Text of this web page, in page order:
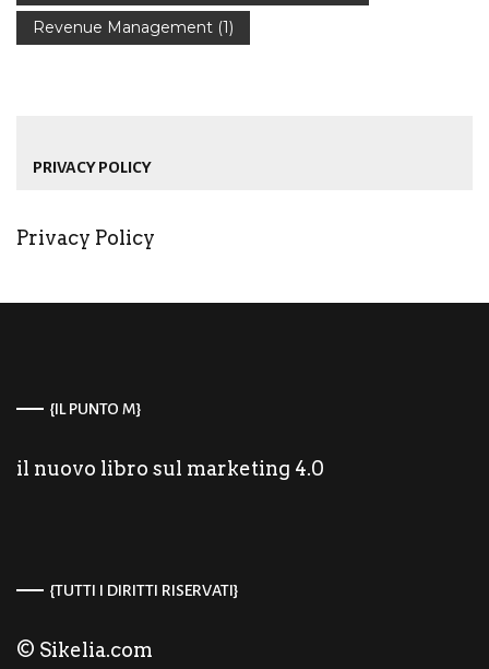
Revenue Management (1)
PRIVACY POLICY
Privacy Policy
{IL PUNTO M}
il nuovo libro sul marketing 4.0
{TUTTI I DIRITTI RISERVATI}
© Sikelia.com